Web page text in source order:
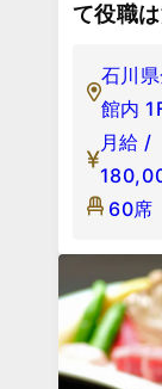
て役職
石川
館内
月給 /
60席